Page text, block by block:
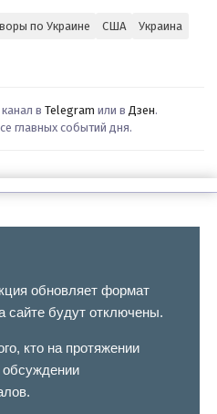
по Украине США Украина
в Telegram или в Дзен.
главных событий дня.
обновляет формат
сайте будут отключены.
кто на протяжении
обсуждении